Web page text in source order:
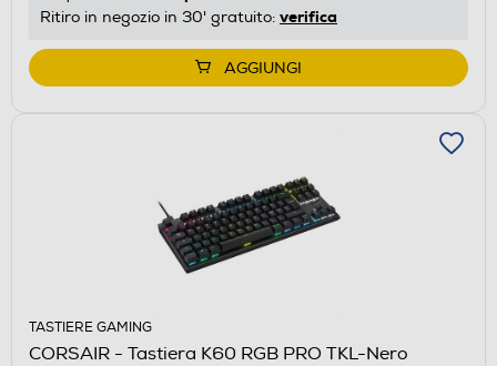
Ritiro in negozio in 30' gratuito: verifica
AGGIUNGI
TASTIERE GAMING
CORSAIR - Tastiera K60 RGB PRO TKL-Nero